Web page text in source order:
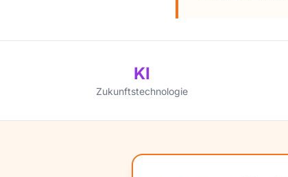
KI
Zukunftstechnologie